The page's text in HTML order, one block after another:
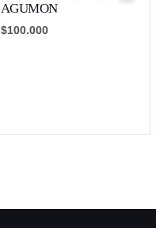
AGUMON
$100.000